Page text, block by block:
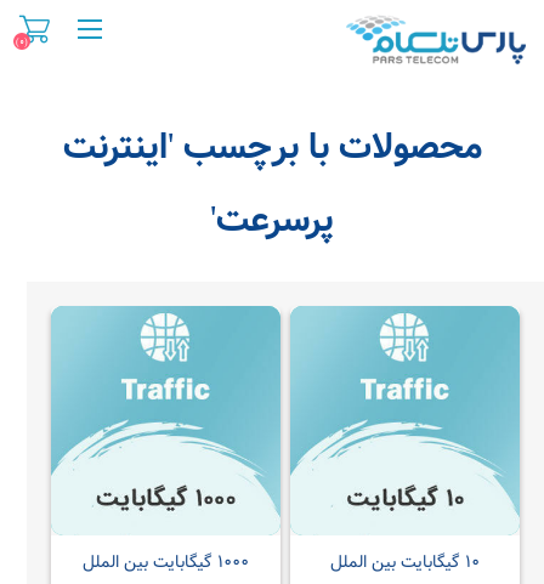
(۰)
محصولات با برچسب 'اینترنت
پرسرعت'
۱۰ گیگابایت بین الملل ۱۰۰۰ گیگابایت بین الملل